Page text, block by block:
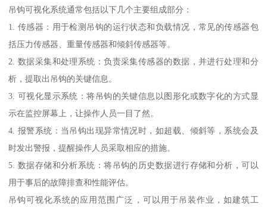
吊钩可视化系统通常包括以下几个主要组成部分：
1. 传感器：用于检测吊钩的运行状态和负载情况，常见的传感器包
括压力传感器、重量传感器和倾斜传感器等。
2. 数据采集和处理系统：负责采集传感器的数据，并进行处理和分
析，提取出吊钩的关键信息。
3. 可视化显示系统：将吊钩的关键信息以图形化或数字化的方式显
示在监控屏幕上，让操作人员一目了然。
4. 报警系统：当吊钩出现异常情况时，如超载、倾斜等，系统会及
时发出警报，提醒操作人员采取相应的措施。
5. 数据存储和分析系统：将吊钩的历史数据进行存储和分析，可以
用于事后的故障排查和性能评估。
吊钩可视化系统的应用范围广泛，可以用于吊装作业，如建筑工